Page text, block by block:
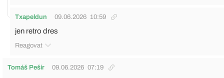
Txapeldun 09.06.2026 10:59
jen retro dres
Reagovat
Tomáš Pešír 09.06.2026 07:19